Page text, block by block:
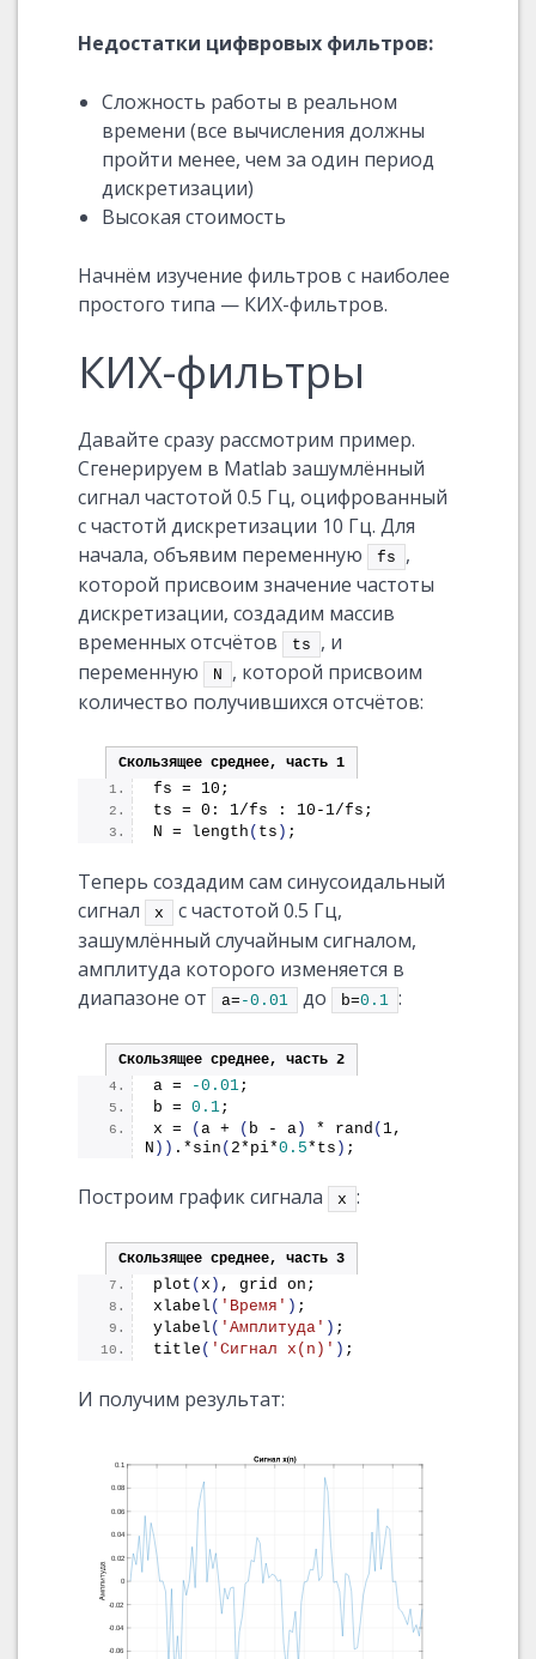
Недостатки цифвровых фильтров:
Сложность работы в реальном
времени (все вычисления должны
пройти менее, чем за один период
дискретизации)
Высокая стоимость
Начнём изучение фильтров с наиболее
простого типа — КИХ-фильтров.
КИХ-фильтры
Давайте сразу рассмотрим пример.
Сгенерируем в Matlab зашумлённый
сигнал частотой 0.5 Гц, оцифрованный
с частотй дискретизации 10 Гц. Для
начала, объявим переменную
fs
,
которой присвоим значение частоты
дискретизации, создадим массив
временных отсчётов
ts
, и
переменную
N
, которой присвоим
количество получившихся отсчётов:
Скользящее среднее, часть 1
fs = 10;
ts = 0: 1/fs : 10-1/fs;
N = length ( ts ) ;
Теперь создадим сам синусоидальный
сигнал
x
с частотой 0.5 Гц,
зашумлённый случайным сигналом,
амплитуда которого изменяется в
диапазоне от
a= -0.01 до b=0.1 :
Скользящее среднее, часть 2
a = -0.01;
b = 0.1;
x =
( a + ( b - a ) * rand ( 1,
N )) .* sin ( 2*pi*0.5*ts ) ;
Построим график сигнала x :
Скользящее среднее, часть 3
plot ( x ) , grid on;
xlabel ( 'Время' ) ;
ylabel ( 'Амплитуда' ) ;
title ( 'Сигнал x(n)' ) ;
И получим результат: